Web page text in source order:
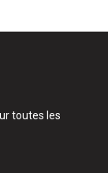
toutes les